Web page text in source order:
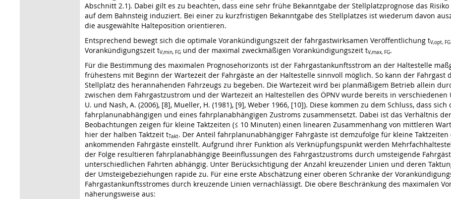
Abschnitt 2.1). Dabei gilt es zu beachten, dass eine sehr frühe Bekanntgabe der Stellplatzprognose das
auf dem Bahnsteig induziert. Bei einer zu kurzfristigen Bekanntgabe des Stellplatzes ist wiederum davon
die ausgewählte Halteposition orientieren.
Entsprechend bewegt sich die optimale Vorankündigungszeit der fahrgastwirksamen Veröffentlichung tV,opt, FG
Vorankündigungszeit tV,min, FG und der maximal zweckmäßigen Vorankündigungszeit tV,max, FG.
Für die Bestimmung des maximalen Prognosehorizonts ist der Fahrgastankunftsstrom an der Haltestelle
frühestens mit Beginn der Wartezeit der Fahrgäste an der Haltestelle sinnvoll möglich. So kann der
Stellplatz des herannahenden Fahrzeugs zu begeben. Die Wartezeit wird bei planmäßigem Betrieb allein
zwischen dem Fahrgastzustrom und der Wartezeit an Haltestellen des ÖPNV wurde bereits in
U. und Nash, A. (2006), [8], Mueller, H. (1981), [9], Weber 1966, [10]). Diese kommen zu dem Schluss, dass
fahrplanunabhängigen und eines fahrplanabhängigen Zustroms zusammensetzt. Dabei ist das Verhältnis
Beobachtungen zeigen für kleine Taktzeiten (≤ 10 Minuten) einen linearen Zusammenhang von mittleren
hier der halben Taktzeit tTakt. Der Anteil fahrplanunabhängiger Fahrgäste ist demzufolge für kleine
ankommenden Fahrgäste einstellt. Aufgrund ihrer Funktion als Verknüpfungspunkt werden
der Folge resultieren fahrplanabhängige Beeinflussungen des Fahrgastzustroms durch umsteigende
unterschiedlichen Fahrten abhängig. Unter Berücksichtigung der Anzahl kreuzender Linien und deren
der Umsteigebeziehungen rapide zu. Für eine erste Abschätzung einer oberen Schranke der
Fahrgastankunftsstromes durch kreuzende Linien vernachlässigt. Die obere Beschränkung des maximalen
näherungsweise aus: